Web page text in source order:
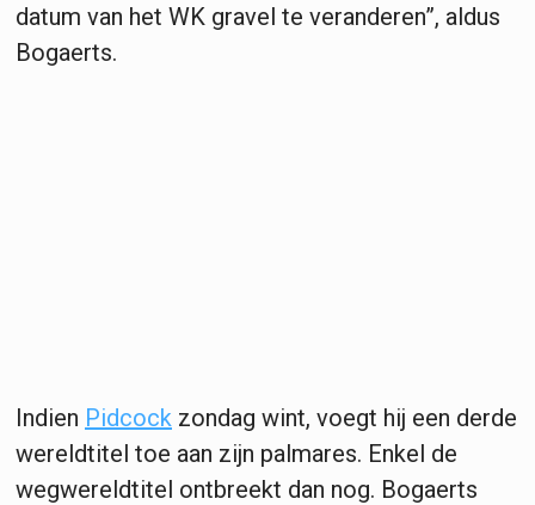
datum van het WK gravel te veranderen”, aldus
Bogaerts.
Indien Pidcock zondag wint, voegt hij een derde
wereldtitel toe aan zijn palmares. Enkel de
wegwereldtitel ontbreekt dan nog. Bogaerts